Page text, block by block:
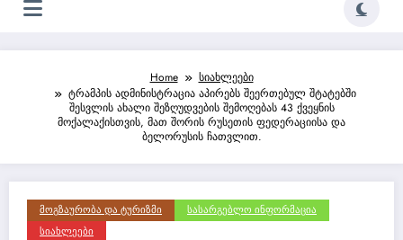
Home
სიახლეები
ტრამპის ადმინისტრაცია აპირებს შეერთებულ შტატებში
შესვლის ახალი შეზღუდვების შემოღებას 43 ქვეყნის
მოქალაქისთვის, მათ შორის რუსეთის ფედერაციისა და
ბელორუსის ჩათვლით.
Მოგზაურობა Და Ტურიზმი
Სასარგებლო Ინფორმაცია
Სიახლეები